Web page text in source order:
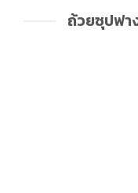
ถ้วยซุปฟา